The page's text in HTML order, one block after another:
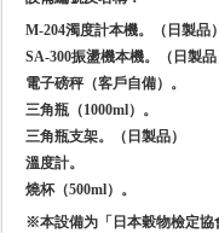
M-204濁度計本機。（日製品）
SA-300振盪機本機。（日製品
電子磅秤（客戶自備）。
三角瓶（1000ml）。
三角瓶支架。（日製品）
溫度計。
燒杯（500ml）。
※本設備为「日本穀物檢定協